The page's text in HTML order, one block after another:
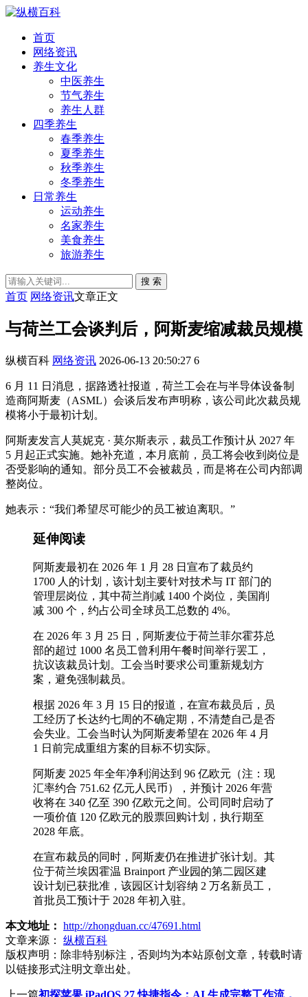
首页
网络资讯
养生文化
中医养生
节气养生
养生人群
四季养生
春季养生
夏季养生
秋季养生
冬季养生
日常养生
运动养生
名家养生
美食养生
旅游养生
搜 索
首页 网络资讯文章正文
与荷兰工会谈判后，阿斯麦缩减裁员规模
纵横百科 网络资讯 2026-06-13 20:50:27 6
6 月 11 日消息，据路透社报道，荷兰工会在与半导体设备制
造商阿斯麦（ASML）会谈后发布声明称，该公司此次裁员规
模将小于最初计划。
阿斯麦发言人莫妮克 · 莫尔斯表示，裁员工作预计从 2027 年
5 月起正式实施。她补充道，本月底前，员工将会收到岗位是
否受影响的通知。部分员工不会被裁员，而是将在公司内部调
整岗位。
她表示：“我们希望尽可能少的员工被迫离职。”
延伸阅读
阿斯麦最初在 2026 年 1 月 28 日宣布了裁员约
1700 人的计划，该计划主要针对技术与 IT 部门的
管理层岗位，其中荷兰削减 1400 个岗位，美国削
减 300 个，约占公司全球员工总数的 4%。
在 2026 年 3 月 25 日，阿斯麦位于荷兰菲尔霍芬总
部的超过 1000 名员工曾利用午餐时间举行罢工，
抗议该裁员计划。工会当时要求公司重新规划方
案，避免强制裁员。
根据 2026 年 3 月 15 日的报道，在宣布裁员后，员
工经历了长达约七周的不确定期，不清楚自己是否
会失业。工会当时认为阿斯麦希望在 2026 年 4 月
1 日前完成重组方案的目标不切实际。
阿斯麦 2025 年全年净利润达到 96 亿欧元（注：现
汇率约合 751.62 亿元人民币），并预计 2026 年营
收将在 340 亿至 390 亿欧元之间。公司同时启动了
一项价值 120 亿欧元的股票回购计划，执行期至
2028 年底。
在宣布裁员的同时，阿斯麦仍在推进扩张计划。其
位于荷兰埃因霍温 Brainport 产业园的第二园区建
设计划已获批准，该园区计划容纳 2 万名新员工，
首批员工预计于 2028 年初入驻。
本文地址： http://zhongduan.cc/47691.html
文章来源：
纵横百科
版权声明： 除非特别标注，否则均为本站原创文章，转载时请
以链接形式注明文章出处。